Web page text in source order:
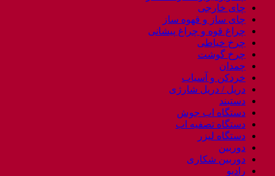
چای خارجی
چای ساز و قهوه ساز
چراغ قوه و چراغ پیشانی
چرخ خیاطی
چرخ گوشت
چمدان
خردکن و آسیاب
دریل / دریل شارژی
دستبند
دستگاه اب جوش
دستگاه تصفیه اب
دستگاه لیزر
دوربین
دوربین شکاری
رادیو